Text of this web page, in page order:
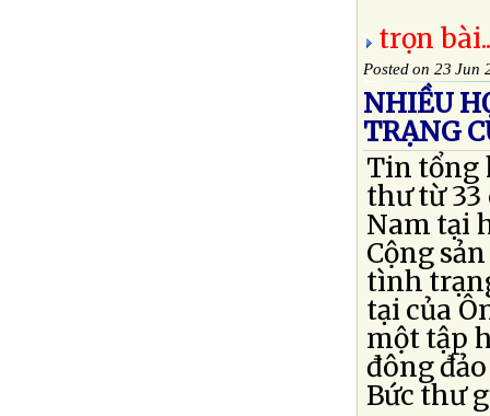
trọn
Posted on 23 Jun
NHIỀU
TRẠNG
Tin tổng
thư từ 33
Nam tại
Cộng
tình
tại của
một tập
đông
Bức thư